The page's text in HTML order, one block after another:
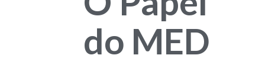
do MED